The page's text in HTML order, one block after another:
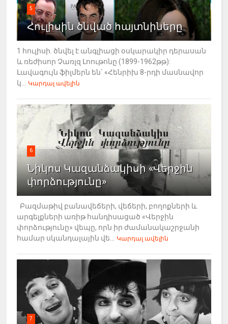
5
Հուլիսին ծնված հայտնիները
1 հուլիսի. ծնվել է անգլիացի օսկարակիր դերասան
և ռեժիսոր Չառլզ Լոութոնը (1899-1962թթ):
Լավագույն ֆիլմերն են` «Հենրիխ 8-րդի մասնավոր
կ...
Կարդալ ավելին
6
Նիկոս Կազանձակիսի «Վերջին
փորձությունը»
Բազմաթիվ բանավեճերի, վեճերի, բողոքների և
արգելքների առիթ հանդիսացած «Վերջին
փորձությունը» վեպը, որն իր ժամանակաշրջանի
համար սկանդալային վե...
Կարդալ ավելին
7